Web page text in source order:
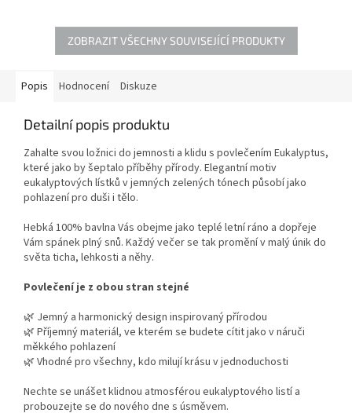
květinovými vzory.(gramáž)
tkaniny je 110g/m2
ZOBRAZIT VŠECHNY SOUVISEJÍCÍ PRODUKTY
Popis Hodnocení Diskuze
Detailní popis produktu
Zahalte svou ložnici do jemnosti a klidu s povlečením Eukalyptus,
které jako by šeptalo příběhy přírody. Elegantní motiv
eukalyptových lístků v jemných zelených tónech působí jako
pohlazení pro duši i tělo.
Hebká 100% bavlna Vás obejme jako teplé letní ráno a dopřeje
Vám spánek plný snů. Každý večer se tak promění v malý únik do
světa ticha, lehkosti a něhy.
Povlečení je z obou stran stejné
🌿 Jemný a harmonický design inspirovaný přírodou
🌿 Příjemný materiál, ve kterém se budete cítit jako v náruči
měkkého pohlazení
🌿 Vhodné pro všechny, kdo milují krásu v jednoduchosti
Nechte se unášet klidnou atmosférou eukalyptového listí a
probouzejte se do nového dne s úsměvem.